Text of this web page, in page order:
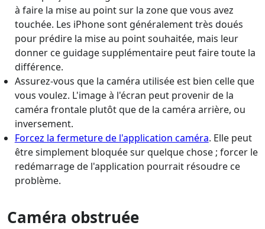
à faire la mise au point sur la zone que vous avez
touchée. Les iPhone sont généralement très doués
pour prédire la mise au point souhaitée, mais leur
donner ce guidage supplémentaire peut faire toute la
différence.
Assurez-vous que la caméra utilisée est bien celle que
vous voulez. L'image à l'écran peut provenir de la
caméra frontale plutôt que de la caméra arrière, ou
inversement.
Forcez la fermeture de l'application caméra. Elle peut
être simplement bloquée sur quelque chose ; forcer le
redémarrage de l'application pourrait résoudre ce
problème.
Caméra obstruée